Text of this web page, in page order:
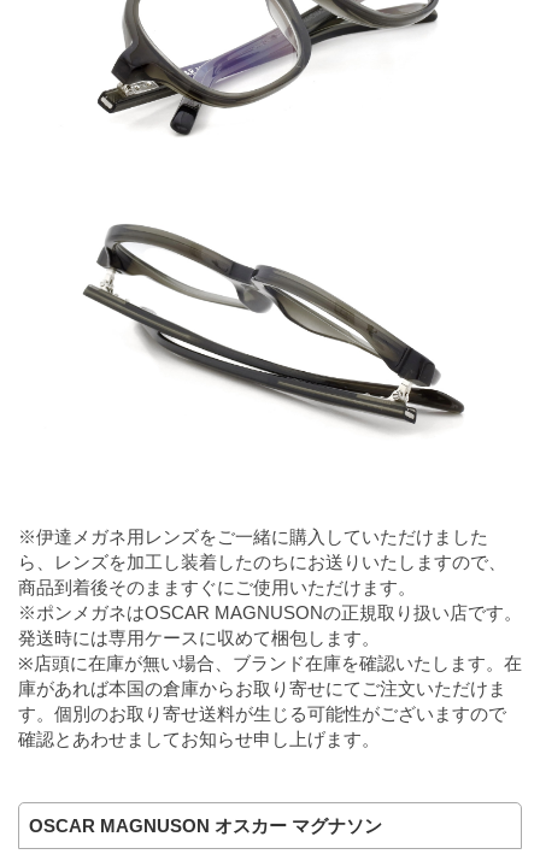
※伊達メガネ用レンズをご一緒に購入していただけました
ら、レンズを加工し装着したのちにお送りいたしますので、
商品到着後そのまますぐにご使用いただけます。
※ポンメガネはOSCAR MAGNUSONの正規取り扱い店です。
発送時には専用ケースに収めて梱包します。
※店頭に在庫が無い場合、ブランド在庫を確認いたします。在
庫があれば本国の倉庫からお取り寄せにてご注文いただけま
す。個別のお取り寄せ送料が生じる可能性がございますので
確認とあわせましてお知らせ申し上げます。
OSCAR MAGNUSON オスカー マグナソン